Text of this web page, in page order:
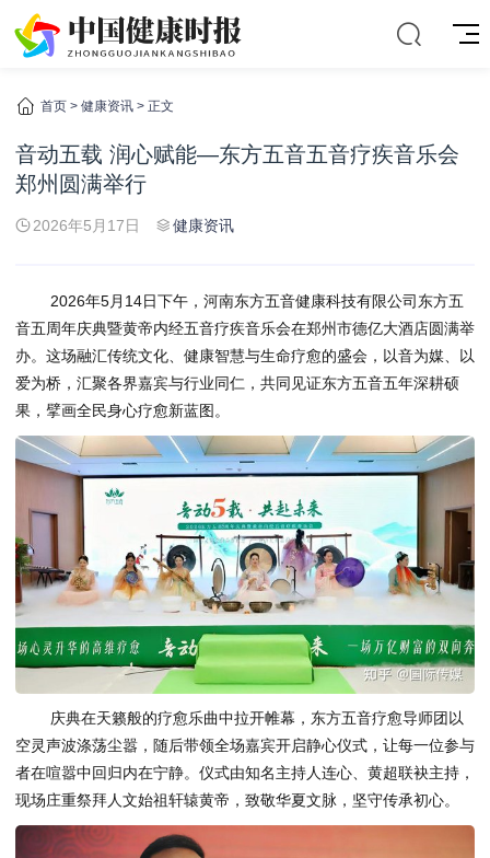
首页 > 健康资讯 > 正文
音动五载 润心赋能—东方五音五音疗疾音乐会
郑州圆满举行
2026年5月17日 健康资讯
2026年5月14日下午，河南东方五音健康科技有限公司东方五
音五周年庆典暨黄帝内经五音疗疾音乐会在郑州市德亿大酒店圆满举
办。这场融汇传统文化、健康智慧与生命疗愈的盛会，以音为媒、以
爱为桥，汇聚各界嘉宾与行业同仁，共同见证东方五音五年深耕硕
果，擘画全民身心疗愈新蓝图。
庆典在天籁般的疗愈乐曲中拉开帷幕，东方五音疗愈导师团以
空灵声波涤荡尘嚣，随后带领全场嘉宾开启静心仪式，让每一位参与
者在喧嚣中回归内在宁静。仪式由知名主持人连心、黄超联袂主持，
现场庄重祭拜人文始祖轩辕黄帝，致敬华夏文脉，坚守传承初心。